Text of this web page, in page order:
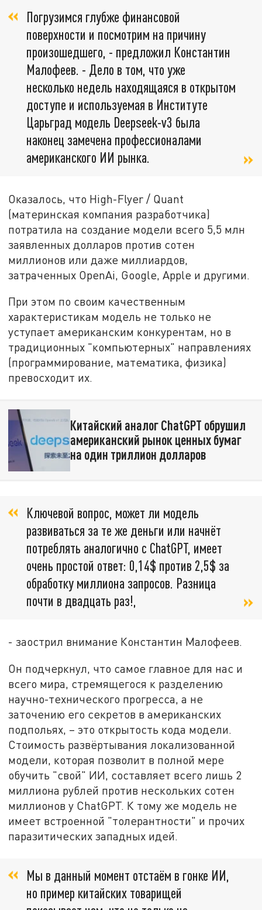
Погрузимся глубже финансовой
поверхности и посмотрим на причину
произошедшего, - предложил Константин
Малофеев. - Дело в том, что уже
несколько недель находящаяся в открытом
доступе и используемая в Институте
Царьград модель Deepseek-v3 была
наконец замечена профессионалами
американского ИИ рынка.
Оказалось, что High-Flyer / Quant
(материнская компания разработчика)
потратила на создание модели всего 5,5 млн
заявленных долларов против сотен
миллионов или даже миллиардов,
затраченных OpenAi, Google, Apple и другими.
При этом по своим качественным
характеристикам модель не только не
уступает американским конкурентам, но в
традиционных "компьютерных" направлениях
(программирование, математика, физика)
превосходит их.
Китайский аналог ChatGPT обрушил
американский рынок ценных бумаг
на один триллион долларов
Ключевой вопрос, может ли модель
развиваться за те же деньги или начнёт
потреблять аналогично с ChatGPT, имеет
очень простой ответ: 0,14$ против 2,5$ за
обработку миллиона запросов. Разница
почти в двадцать раз!,
- заострил внимание Константин Малофеев.
Он подчеркнул, что самое главное для нас и
всего мира, стремящегося к разделению
научно-технического прогресса, а не
заточению его секретов в американских
подпольях, – это открытость кода модели.
Стоимость развёртывания локализованной
модели, которая позволит в полной мере
обучить "свой" ИИ, составляет всего лишь 2
миллиона рублей против нескольких сотен
миллионов у ChatGPT. К тому же модель не
имеет встроенной "толерантности" и прочих
паразитических западных идей.
Мы в данный момент отстаём в гонке ИИ,
но пример китайских товарищей